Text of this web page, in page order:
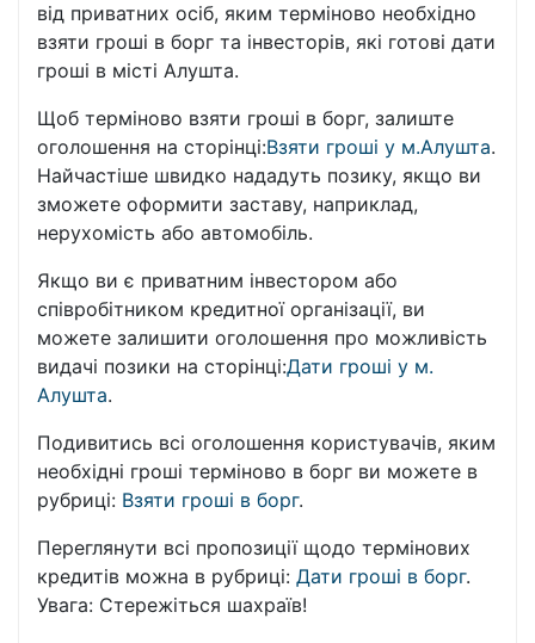
від приватних осіб, яким терміново необхідно
взяти гроші в борг та інвесторів, які готові дати
гроші в місті Алушта.
Щоб терміново взяти гроші в борг, залиште
оголошення на сторінці:Взяти гроші у м.Алушта.
Найчастіше швидко нададуть позику, якщо ви
зможете оформити заставу, наприклад,
нерухомість або автомобіль.
Якщо ви є приватним інвестором або
співробітником кредитної організації, ви
можете залишити оголошення про можливість
видачі позики на сторінці:Дати гроші у м.
Алушта.
Подивитись всі оголошення користувачів, яким
необхідні гроші терміново в борг ви можете в
рубриці: Взяти гроші в борг.
Переглянути всі пропозиції щодо термінових
кредитів можна в рубриці: Дати гроші в борг.
Увага: Стережіться шахраїв!